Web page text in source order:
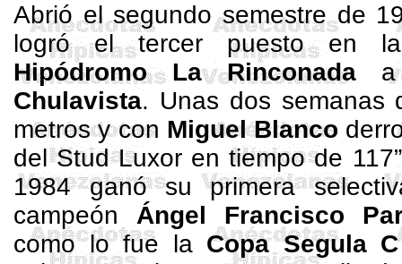
Abrió el segundo semestre de
logró el tercer puesto en
Hipódromo La Rinconada a
Chulavista. Unas dos
metrosy con Miguel Blanco
delStud Luxor en tiempo de
1984 ganó su primera
campeón Ángel Francisco
como lo fue la CopaSegula